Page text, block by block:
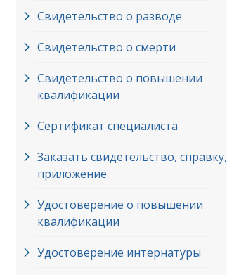
Свидетельство о разводе
Свидетельство о смерти
Свидетельство о повышении
квалификации
Сертификат специалиста
Заказать свидетельство, справку,
приложение
Удостоверение о повышении
квалификации
Удостоверение интернатуры